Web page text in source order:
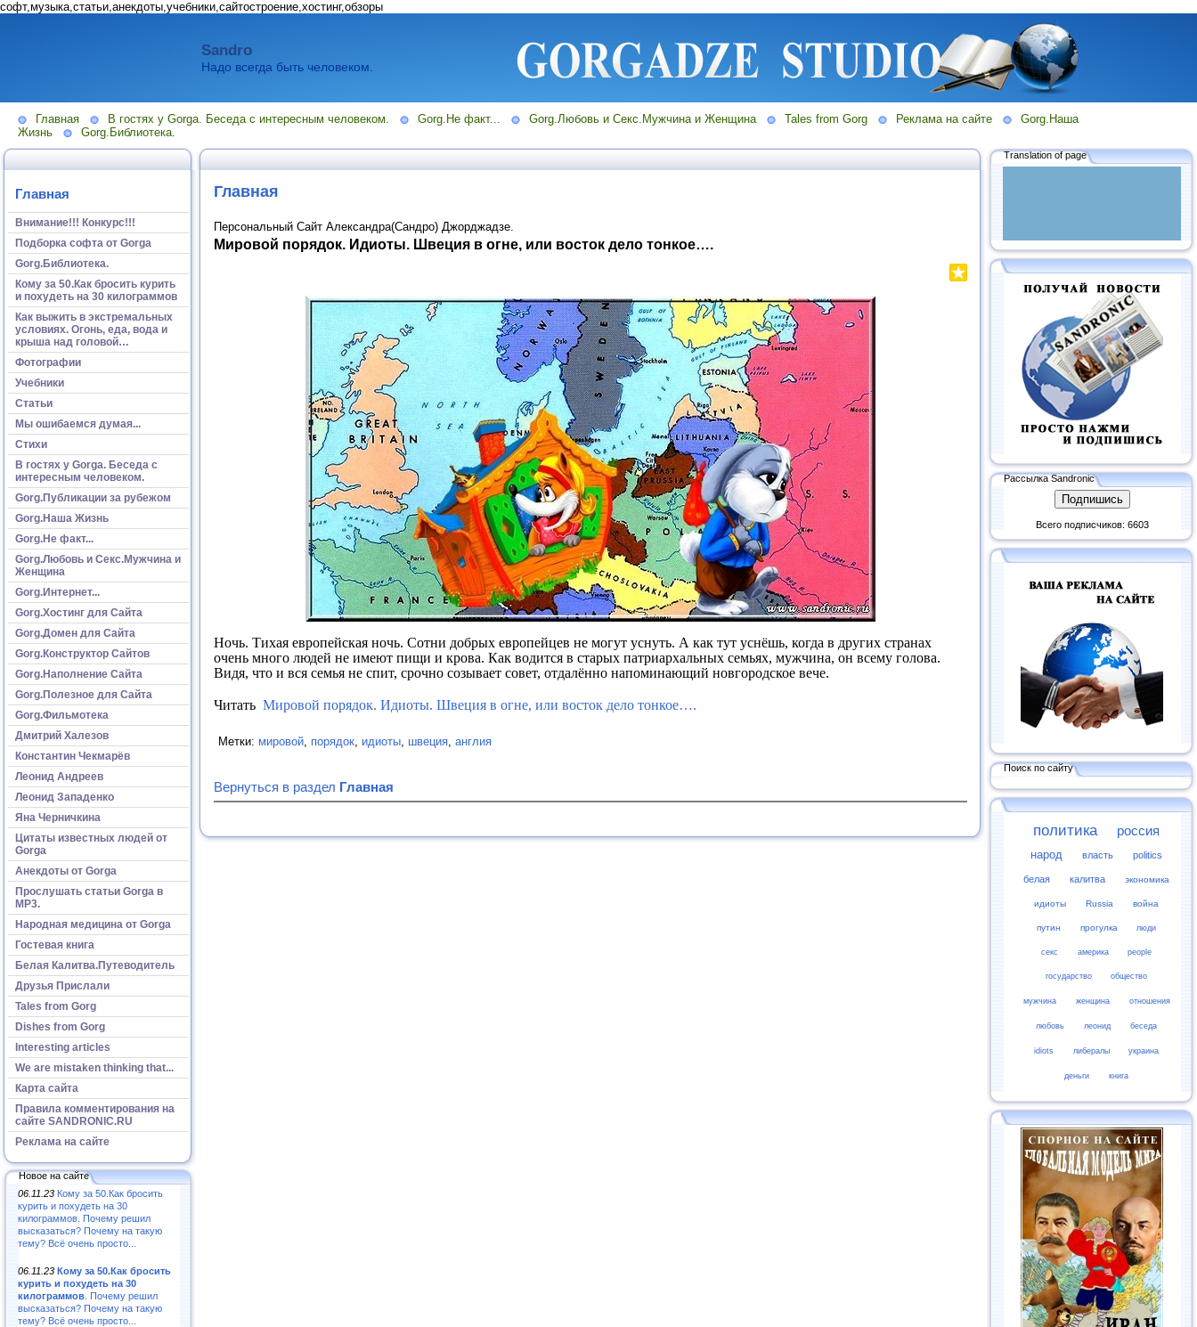
софт,музыка,статьи,анекдоты,учебники,сайтостроение,хостинг,обзоры
Sandro
Надо всегда быть человеком.
Главная В гостях у Gorga. Беседа с интересным человеком. Gorg.Не факт... Gorg.Любовь и Секс.Мужчина и Женщина Tales from Gorg Реклама на сайте
Gorg.Наша
Жизнь
Gorg.Библиотека.
Главная
Внимание!!! Конкурс!!!
Подборка софта от Gorga
Gorg.Библиотека.
Кому за 50.Как бросить курить
и похудеть на 30 килограммов
Как выжить в экстремальных
условиях. Огонь, еда, вода и
крыша над головой…
Фотографии
Учебники
Статьи
Мы ошибаемся думая...
Стихи
В гостях у Gorga. Беседа с
интересным человеком.
Gorg.Публикации за рубежом
Gorg.Наша Жизнь
Gorg.Не факт...
Gorg.Любовь и Секс.Мужчина и
Женщина
Gorg.Интернет...
Gorg.Хостинг для Сайта
Gorg.Домен для Сайта
Gorg.Конструктор Сайтов
Gorg.Наполнение Сайта
Gorg.Полезное для Сайта
Gorg.Фильмотека
Дмитрий Халезов
Константин Чекмарёв
Леонид Андреев
Леонид Западенко
Яна Черничкина
Цитаты известных людей от
Gorga
Анекдоты от Gorga
Прослушать статьи Gorga в
МР3.
Народная медицина от Gorga
Гостевая книга
Белая Калитва.Путеводитель
Друзья Прислали
Tales from Gorg
Dishes from Gorg
Interesting articles
We are mistaken thinking that...
Карта сайта
Правила комментирования на
сайте SANDRONIC.RU
Реклама на сайте
Новое на сайте
06.11.23 Кому за 50.Как бросить
курить и похудеть на 30
килограммов. Почему решил
высказаться? Почему на такую
тему? Всё очень просто...
06.11.23 Кому за 50.Как бросить
курить и похудеть на 30
килограммов . Почему решил
высказаться? Почему на такую
тему? Всё очень просто...
Главная
Персональный Сайт Александра(Сандро) Джорджадзе.
Мировой порядок. Идиоты. Швеция в огне, или восток дело тонкое….
Ночь. Тихая европейская ночь. Сотни добрых европейцев не могут уснуть. А как тут уснёшь, когда в других странах
очень много людей не имеют пищи и крова. Как водится в старых патриархальных семьях, мужчина, он всему голова.
Видя, что и вся семья не спит, срочно созывает совет, отдалённо напоминающий новгородское вече.
Читать Мировой порядок. Идиоты. Швеция в огне, или восток дело тонкое….
Метки: мировой, порядок, идиоты, швеция, англия
Вернуться в раздел Главная
Translation of page
Рассылка Sandronic
Всего подписчиков: 6603
Поиск по сайту
политика россия
народ власть politics
белая калитва экономика
идиоты Russia война
путин прогулка люди
секс америка people
государство общество
мужчина женщина отношения
любовь леонид беседа
idiots либералы украина
деньги книга